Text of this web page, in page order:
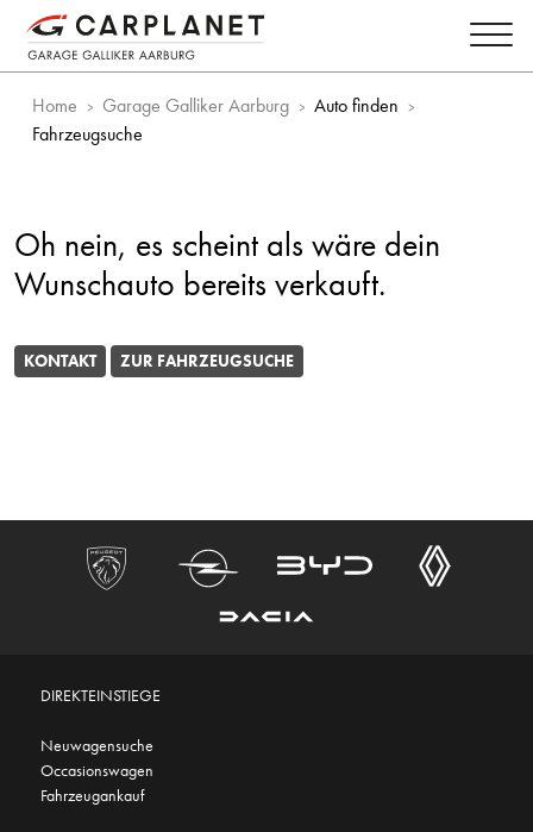
Home Garage Galliker Aarburg
Auto finden
Fahrzeugsuche
Oh nein, es scheint als wäre dein
Wunschauto bereits verkauft.
KONTAKT ZUR FAHRZEUGSUCHE
DIREKTEINSTIEGE
Neuwagensuche
Occasionswagen
Fahrzeugankauf